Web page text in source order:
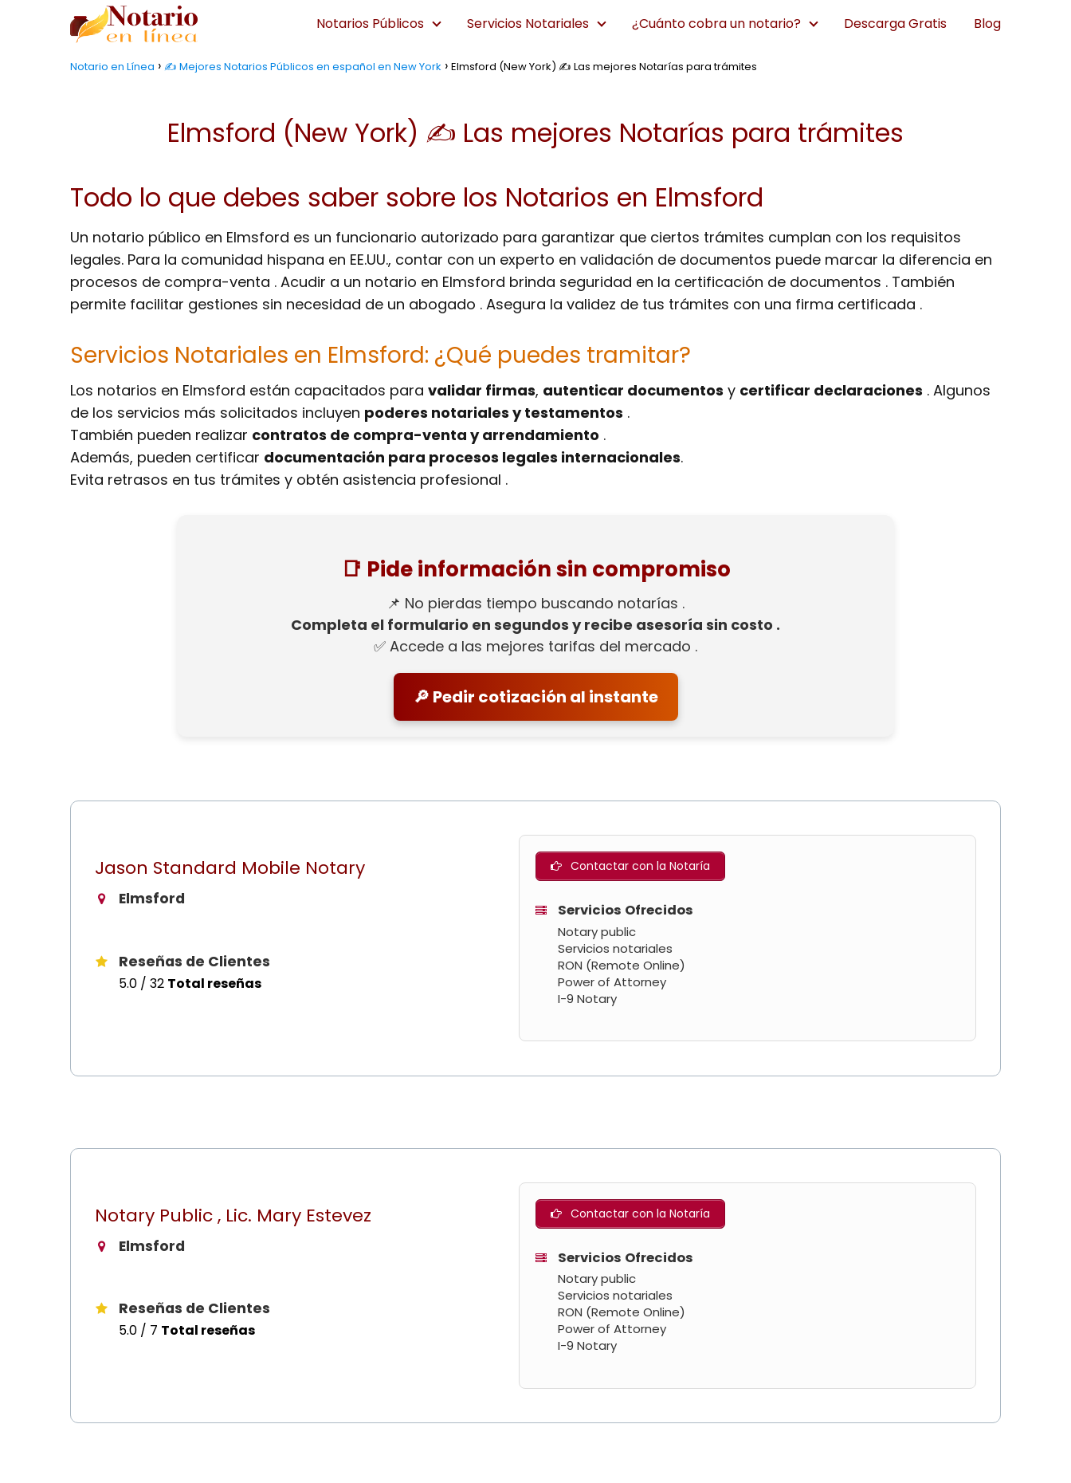
Notarios Públicos Servicios Notariales ¿Cuánto cobra un notario? Descarga Gratis Blog
Notario en Línea ✍️ Mejores Notarios Públicos en español en New York Elmsford (New York) ✍️ Las mejores Notarías para trámites
Elmsford (New York) ✍️ Las mejores Notarías para trámites
Todo lo que debes saber sobre los Notarios en Elmsford
Un notario público en Elmsford es un funcionario autorizado para garantizar que ciertos trámites cumplan con los requisitos
legales. Para la comunidad hispana en EE.UU., contar con un experto en validación de documentos puede marcar la diferencia en
procesos de compra-venta . Acudir a un notario en Elmsford brinda seguridad en la certificación de documentos . También
permite facilitar gestiones sin necesidad de un abogado . Asegura la validez de tus trámites con una firma certificada .
Servicios Notariales en Elmsford: ¿Qué puedes tramitar?
Los notarios en Elmsford están capacitados para validar firmas, autenticar documentos y certificar declaraciones . Algunos
de los servicios más solicitados incluyen poderes notariales y testamentos .
También pueden realizar contratos de compra-venta y arrendamiento .
Además, pueden certificar documentación para procesos legales internacionales.
Evita retrasos en tus trámites y obtén asistencia profesional .
📑 Pide información sin compromiso
📌 No pierdas tiempo buscando notarías .
Completa el formulario en segundos y recibe asesoría sin costo .
✅ Accede a las mejores tarifas del mercado .
🔎 Pedir cotización al instante
Jason Standard Mobile Notary
Elmsford
Reseñas de Clientes
5.0 / 32 Total reseñas
Contactar con la Notaría
Servicios Ofrecidos
Notary public
Servicios notariales
RON (Remote Online)
Power of Attorney
I-9 Notary
Notary Public , Lic. Mary Estevez
Elmsford
Reseñas de Clientes
5.0 / 7 Total reseñas
Contactar con la Notaría
Servicios Ofrecidos
Notary public
Servicios notariales
RON (Remote Online)
Power of Attorney
I-9 Notary